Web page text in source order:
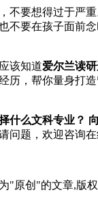
要想得过于严重
不要在孩子面前
该知道爱尔兰读
历，帮你量身打
什么文科专业？
问题，欢迎咨询
"原创"的文章,版